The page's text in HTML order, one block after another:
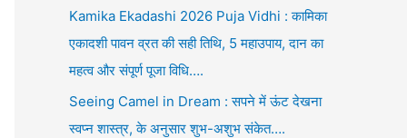
Kamika Ekadashi 2026 Puja Vidhi : कामिका
एकादशी पावन व्रत की सही तिथि, 5 महाउपाय, दान का
महत्व और संपूर्ण पूजा विधि….
Seeing Camel in Dream : सपने में ऊंट देखना
स्वप्न शास्त्र, के अनुसार शुभ-अशुभ संकेत….